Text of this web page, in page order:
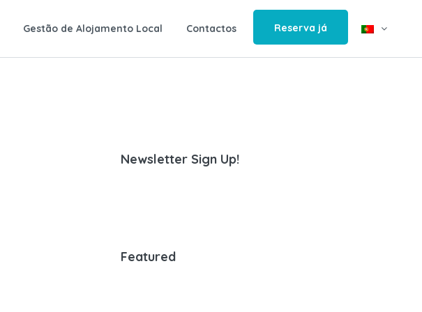
Gestão de Alojamento Local Contactos Reserva já
Newsletter Sign Up!
Featured